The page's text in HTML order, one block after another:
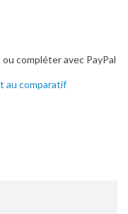
ou compléter avec PayPal
au comparatif